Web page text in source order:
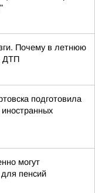
Почему в летнюю
ДТП
подготовила
могут
пенсий